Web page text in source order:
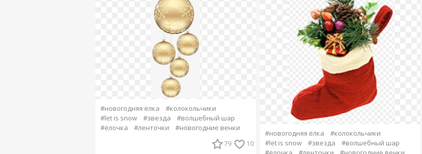
#новогодняя ёлка
#колокольчики
#let is snow
#звезда
#волшебный шар
#ёлочка
#ленточки #новогодние венки
79 10
#новогодняя ёлка
#колокольчики
#let is snow
#звезда
#волшебный шар